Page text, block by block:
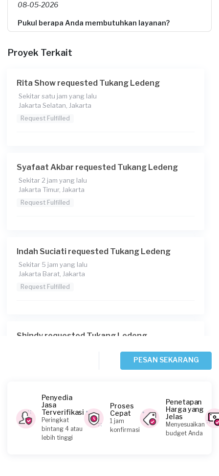
08-05-2026
Pukul berapa Anda membutuhkan layanan?
Berapa budget total untuk layanan ini?
Catatan
Pipa ke arah septic tank mampet
Proyek Terkait
Rita Show requested Tukang Ledeng
Sekitar satu jam yang lalu
Jakarta Selatan, Jakarta
Request Fulfilled
Syafaat Akbar requested Tukang Ledeng
Sekitar 2 jam yang lalu
Jakarta Timur, Jakarta
Request Fulfilled
Indah Suciati requested Tukang Ledeng
Sekitar 5 jam yang lalu
Jakarta Barat, Jakarta
Request Fulfilled
Shindy requested Tukang Ledeng
Johnny Hartawan requested Tukang Ledeng
Sekitar 14 jam yang lalu
Jakarta Selatan, Jakarta
PESAN SEKARANG
Penyedia
Jasa
Terverifikasi
Peringkat
bintang 4 atau
lebih tinggi
Proses
Cepat
1 jam
konfirmasi
Penetapan
Harga yang
Jelas
Menyesuaikan
budget Anda